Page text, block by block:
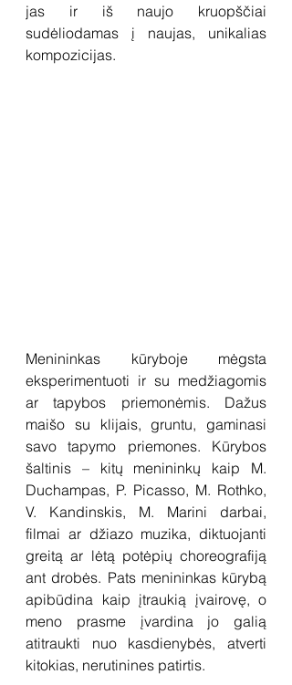
jas ir iš naujo kruopščiai
sudėliodamas į naujas, unikalias
kompozicijas.
Menininkas kūryboje mėgsta
eksperimentuoti ir su medžiagomis
ar tapybos priemonėmis. Dažus
maišo su klijais, gruntu, gaminasi
savo tapymo priemones. Kūrybos
šaltinis – kitų menininkų kaip M.
Duchampas, P. Picasso, M. Rothko,
V. Kandinskis, M. Marini darbai,
filmai ar džiazo muzika, diktuojanti
greitą ar lėtą potėpių choreografiją
ant drobės. Pats menininkas kūrybą
apibūdina kaip įtraukią įvairovę, o
meno prasme įvardina jo galią
atitraukti nuo kasdienybės, atverti
kitokias, nerutinines patirtis.